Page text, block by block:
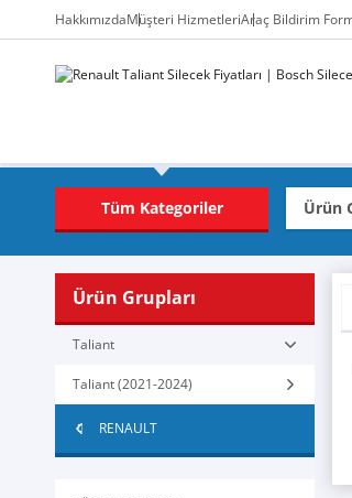
HakkımızdaMüşteri HizmetleriAraç Bildirim
Tüm Kategoriler
Ürün Grupları
Taliant
Taliant (2021-2024)
RENAULT